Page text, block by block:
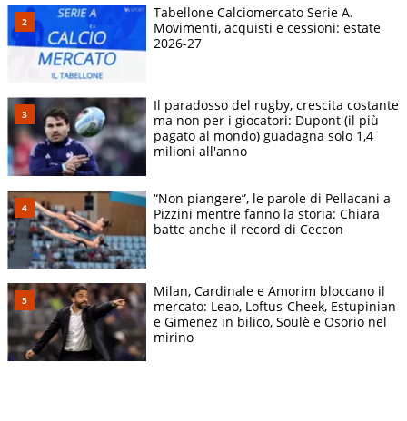
Tabellone Calciomercato Serie A.
Movimenti, acquisti e cessioni: estate
2026-27
Il paradosso del rugby, crescita costante
ma non per i giocatori: Dupont (il più
pagato al mondo) guadagna solo 1,4
milioni all'anno
“Non piangere”, le parole di Pellacani a
Pizzini mentre fanno la storia: Chiara
batte anche il record di Ceccon
Milan, Cardinale e Amorim bloccano il
mercato: Leao, Loftus-Cheek, Estupinian
e Gimenez in bilico, Soulè e Osorio nel
mirino